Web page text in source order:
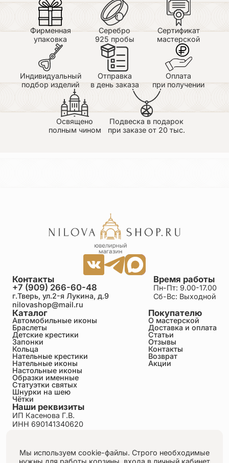
Фирменная
упаковка
Серебро
925 пробы
Сертификат
мастерской
Индивидуальный
подбор изделий
Отправка
в день заказа
Оплата
при получении
Освящено
полным чином
Подвеска в подарок
при заказе от 20 тыс.
Каталог
Автомобильные иконы
Браслеты
Детские крестики
Запонки
Кольца
Нательные крестики
Нательные иконы
Настольные иконы
Образки именные
Статуэтки святых
Шнурки на шею
Чётки
Покупателю
О мастерской
Доставка и оплата
Статьи
Отзывы
Контакты
Возврат
Акции
Время работы
Пн-Пт: 9.00-17.00
Сб-Вс: Выходной
Контакты
+7 (909) 266-60-48
г.Тверь, ул.2-я Лукина, д.9
nilovashop@mail.ru
Наши реквизиты
ИП Касенова Г.В.
ИНН 690141340620
Пользовательское соглашение
Публичная оферта
Мы используем cookie-файлы. Строго необходимые
нужны для работы корзины, входа в личный кабинет